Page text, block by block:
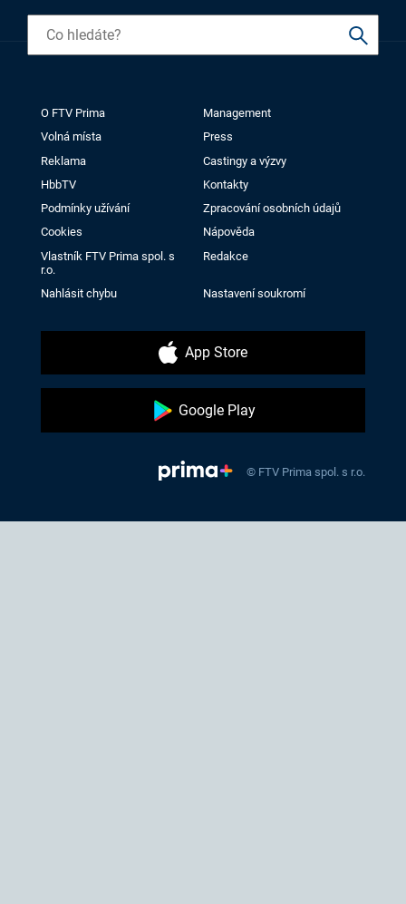
O FTV Prima
Management
Volná místa
Press
Reklama
Castingy a výzvy
HbbTV
Kontakty
Podmínky užívání
Zpracování osobních údajů
Cookies
Nápověda
Vlastník FTV Prima spol. s
r.o.
Redakce
Nahlásit chybu Nastavení soukromí
App Store
Google Play
© FTV Prima spol. s r.o.